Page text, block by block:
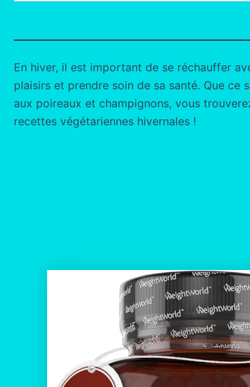
En hiver, il est important de se réchauffer
plaisirs et prendre soin de sa santé. Que ce
aux poireaux et champignons, vous
recettes végétariennes hivernales !